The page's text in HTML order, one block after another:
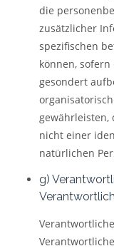
die
zusätzlicher
spezifischen
können,
gesondert
gewährleisten,
nicht einer
natürlichen
g)